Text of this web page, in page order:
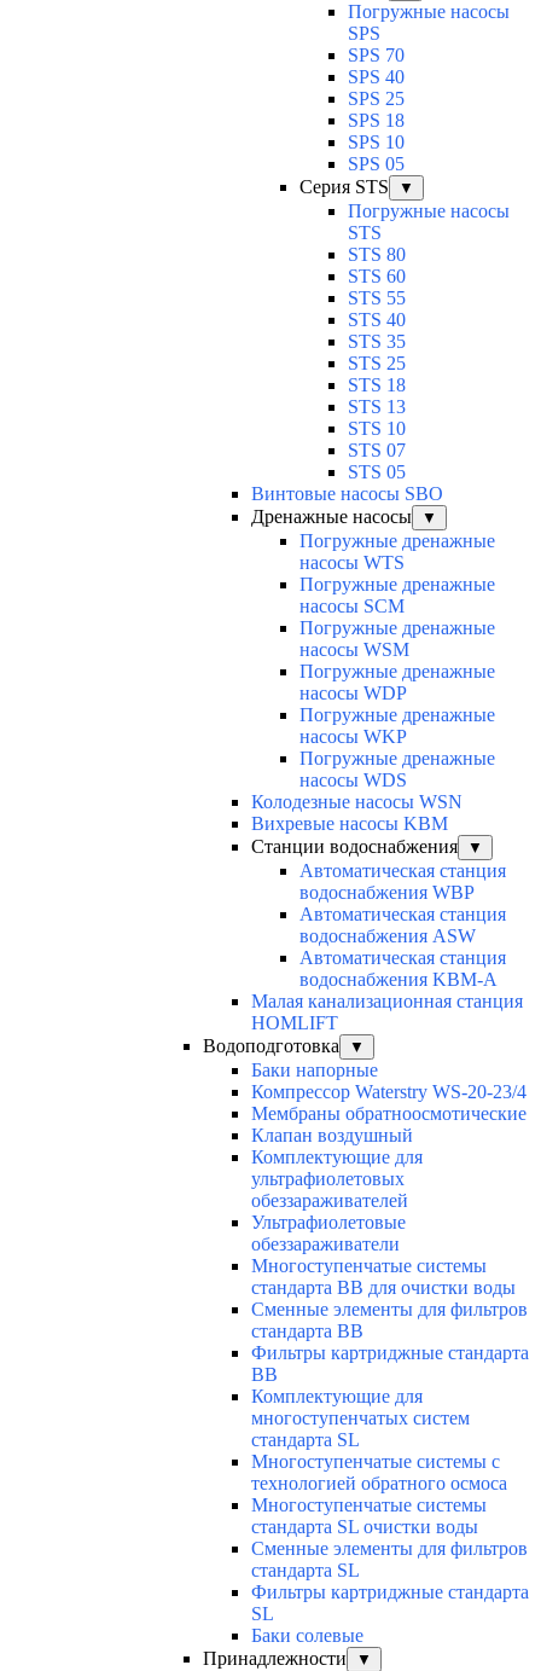
Погружные насосы
SPS
SPS 70
SPS 40
SPS 25
SPS 18
SPS 10
SPS 05
Серия STS
▼
Погружные насосы
STS
STS 80
STS 60
STS 55
STS 40
STS 35
STS 25
STS 18
STS 13
STS 10
STS 07
STS 05
Винтовые насосы SBO
Дренажные насосы
▼
Погружные дренажные
насосы WTS
Погружные дренажные
насосы SCM
Погружные дренажные
насосы WSM
Погружные дренажные
насосы WDP
Погружные дренажные
насосы WKP
Погружные дренажные
насосы WDS
Колодезные насосы WSN
Вихревые насосы KBM
Станции водоснабжения
▼
Автоматическая станция
водоснабжения WBP
Автоматическая станция
водоснабжения ASW
Автоматическая станция
водоснабжения KBM-A
Малая канализационная станция
HOMLIFT
Водоподготовка
▼
Баки напорные
Компрессор Waterstry WS-20-23/4
Мембраны обратноосмотические
Клапан воздушный
Комплектующие для
ультрафиолетовых
обеззараживателей
Ультрафиолетовые
обеззараживатели
Многоступенчатые системы
стандарта BB для очистки воды
Сменные элементы для фильтров
стандарта BB
Фильтры картриджные стандарта
BB
Комплектующие для
многоступенчатых систем
стандарта SL
Многоступенчатые системы с
технологией обратного осмоса
Многоступенчатые системы
стандарта SL очистки воды
Cменные элементы для фильтров
стандарта SL
Фильтры картриджные стандарта
SL
Баки солевые
Принадлежности
▼